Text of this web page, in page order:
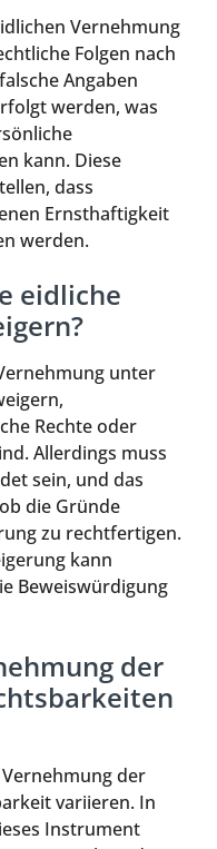
Vernehmung
Folgen nach
Angaben
werden, was
kann. Diese
dass
Ernsthaftigkeit
werden.
eidliche
unter
Rechte oder
Allerdings muss
sein, und das
die Gründe
zu rechtfertigen.
kann
Beweiswürdigung
der
der
variieren. In
Instrument